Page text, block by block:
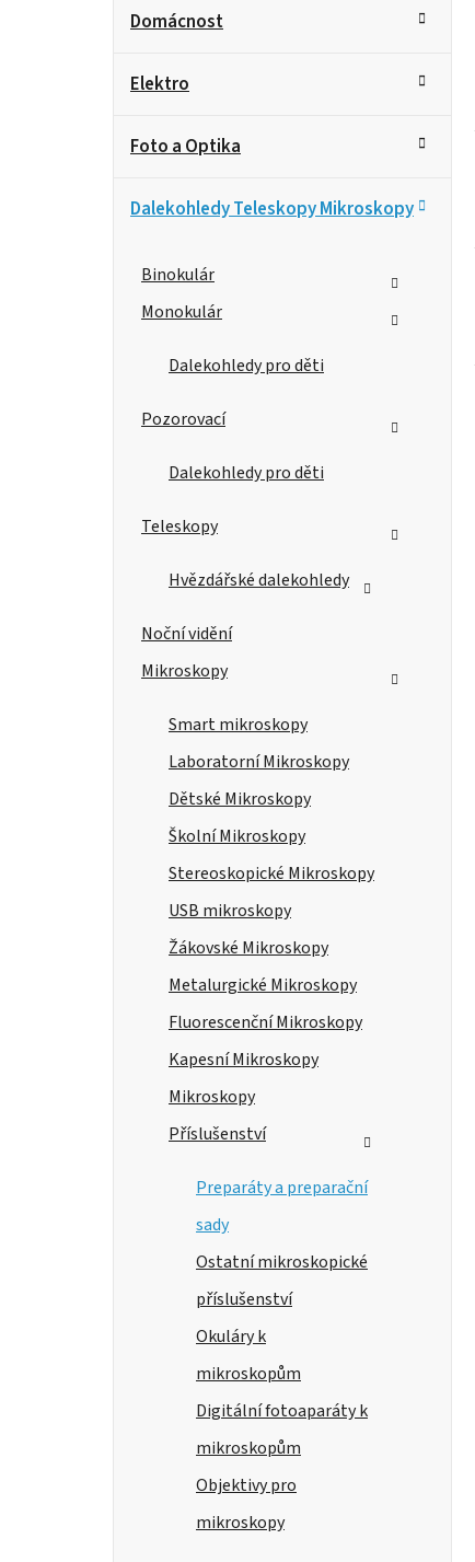
a
kategorie
Domácnost
Elektro
Foto a Optika
Dalekohledy Teleskopy Mikroskopy
Binokulár
Monokulár
Dalekohledy pro děti
Pozorovací
Dalekohledy pro děti
Teleskopy
Hvězdářské dalekohledy
Noční vidění
Mikroskopy
Smart mikroskopy
Laboratorní Mikroskopy
Dětské Mikroskopy
Školní Mikroskopy
Stereoskopické Mikroskopy
USB mikroskopy
Žákovské Mikroskopy
Metalurgické Mikroskopy
Fluorescenční Mikroskopy
Kapesní Mikroskopy
Mikroskopy
Příslušenství
Preparáty a preparační
sady
Ostatní mikroskopické
příslušenství
Okuláry k
mikroskopům
Digitální fotoaparáty k
mikroskopům
Objektivy pro
mikroskopy